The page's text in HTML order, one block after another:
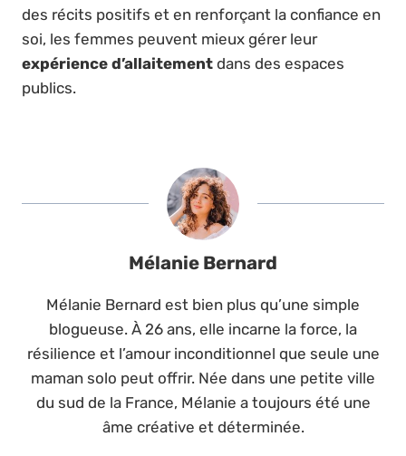
des récits positifs et en renforçant la confiance en
soi, les femmes peuvent mieux gérer leur
expérience d’allaitement dans des espaces
publics.
Mélanie Bernard
Mélanie Bernard est bien plus qu’une simple
blogueuse. À 26 ans, elle incarne la force, la
résilience et l’amour inconditionnel que seule une
maman solo peut offrir. Née dans une petite ville
du sud de la France, Mélanie a toujours été une
âme créative et déterminée.